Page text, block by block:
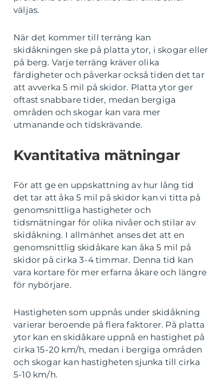
väljas.
När det kommer till terräng kan
skidåkningen ske på platta ytor, i skogar eller
på berg. Varje terräng kräver olika
färdigheter och påverkar också tiden det tar
att avverka 5 mil på skidor. Platta ytor ger
oftast snabbare tider, medan bergiga
områden och skogar kan vara mer
utmanande och tidskrävande.
Kvantitativa mätningar
För att ge en uppskattning av hur lång tid
det tar att åka 5 mil på skidor kan vi titta på
genomsnittliga hastigheter och
tidsmätningar för olika nivåer och stilar av
skidåkning. I allmänhet anses det att en
genomsnittlig skidåkare kan åka 5 mil på
skidor på cirka 3-4 timmar. Denna tid kan
vara kortare för mer erfarna åkare och längre
för nybörjare.
Hastigheten som uppnås under skidåkning
varierar beroende på flera faktorer. På platta
ytor kan en skidåkare uppnå en hastighet på
cirka 15-20 km/h, medan i bergiga områden
och skogar kan hastigheten sjunka till cirka
5-10 km/h.